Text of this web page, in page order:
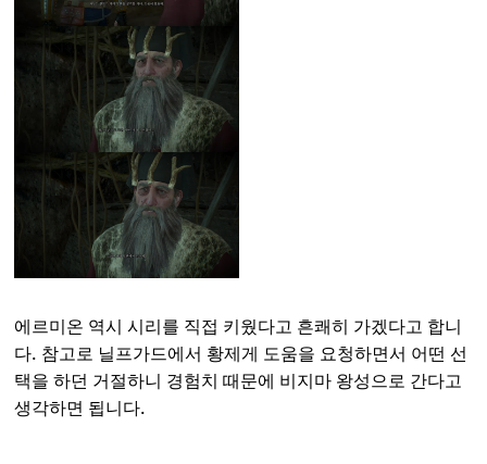
에르미온 역시 시리를 직접 키웠다고 흔쾌히 가겠다고 합니
다. 참고로 닐프가드에서 황제게 도움을 요청하면서 어떤 선
택을 하던 거절하니 경험치 때문에 비지마 왕성으로 간다고
생각하면 됩니다.